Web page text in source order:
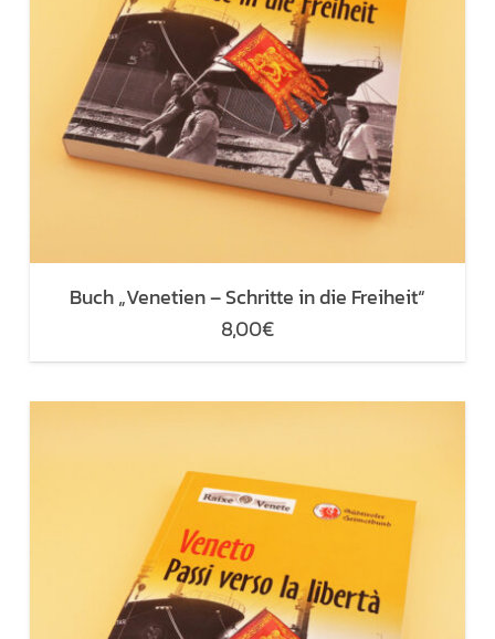
Buch „Venetien – Schritte in die Freiheit“
8,00€